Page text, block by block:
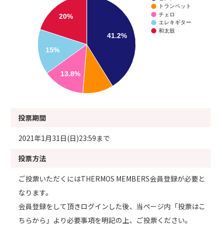
トランペット
チェロ
エレキギター
和太鼓
41.2%
20%
15%
13.8%
投票期間
2021年1月31日(日)23:59まで
投票方法
ご投票いただくにはTHERMOS MEMBERS会員登録が必要と
なります。
会員登録をして頂きログインした後、当ページ内「投票はこ
ちらから」より必要事項を明記の上、ご投票ください。